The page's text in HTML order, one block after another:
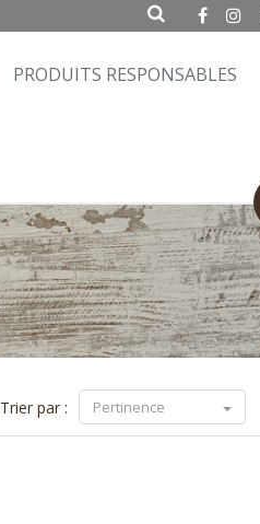
PRODUITS RESPONSABLES
Trier par : Pertinence